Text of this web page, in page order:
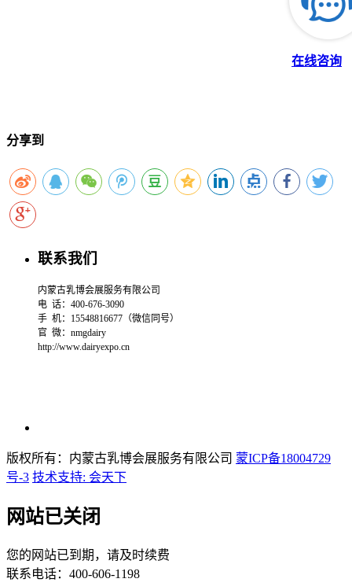
分享到
联系我们
内蒙古乳博会展服务有限公司
电 话：400-676-3090
手 机：15548816677（微信同号）
官 微： nmgdairy
http://www.dairyexpo.cn
版权所有：内蒙古乳博会展服务有限公司 蒙ICP备18004729
号-3 技术支持: 会天下
在线咨询
网站已关闭
您的网站已到期，请及时续费
联系电话：400-606-1198